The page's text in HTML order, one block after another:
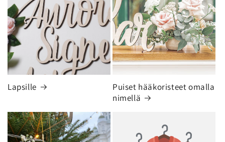
Lapsille
Puiset hääkoristeet omalla
nimellä